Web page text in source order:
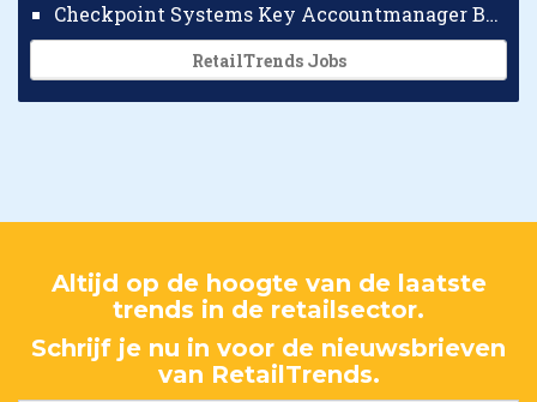
Checkpoint Systems Key Accountmanager Benelux
RetailTrends Jobs
Altijd op de hoogte van de laatste
trends in de retailsector.
Schrijf je nu in voor de nieuwsbrieven
van RetailTrends.